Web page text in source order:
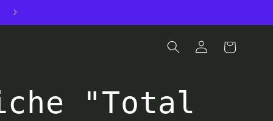
ConnexionPanier
"Total